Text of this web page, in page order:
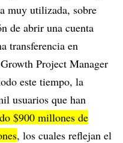
muy utilizada, sobre
de abrir una cuenta
transferencia en
Project Manager
este tiempo, la
usuarios que han
$900 millones de
, los cuales reflejan el